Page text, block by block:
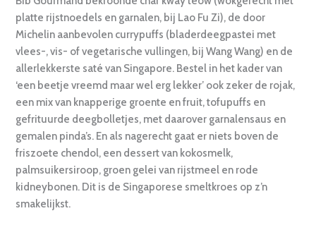
platte rijstnoedels en garnalen, bij Lao Fu Zi), de door
Michelin aanbevolen currypuffs (bladerdeegpastei met
vlees-, vis- of vegetarische vullingen, bij Wang Wang) en de
allerlekkerste saté van Singapore. Bestel in het kader van
‘een beetje vreemd maar wel erg lekker’ ook zeker de rojak,
een mix van knapperige groente en fruit, tofupuffs en
gefrituurde deegbolletjes, met daarover garnalensaus en
gemalen pinda’s. En als nagerecht gaat er niets boven de
friszoete chendol, een dessert van kokosmelk,
palmsuikersiroop, groen gelei van rijstmeel en rode
kidneybonen. Dit is de Singaporese smeltkroes op z’n
smakelijkst.